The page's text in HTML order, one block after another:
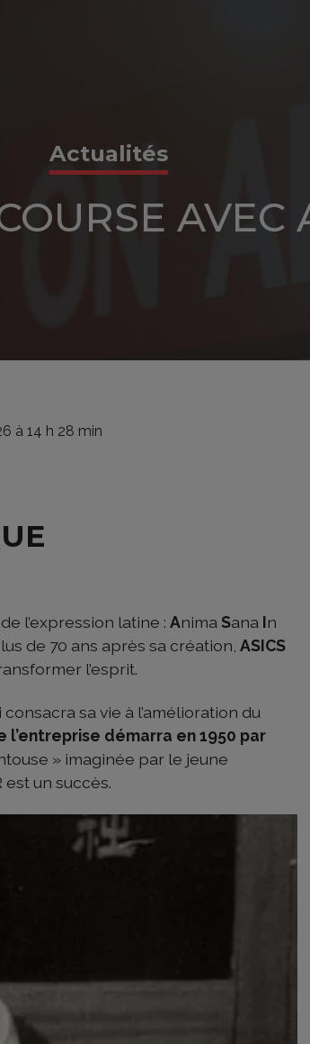
Actualités
AVEC
à 14 h 28 min
l’expression latine : Anima Sana In
de 70 ans après sa création, ASICS
l’esprit.
consacra sa vie à l’amélioration du
l’entreprise démarra en 1950 par
» imaginée par le jeune
est un succès.